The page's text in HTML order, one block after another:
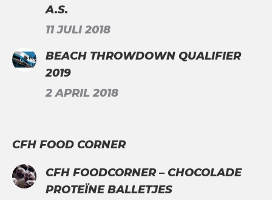
A.S.
11 JULI 2018
BEACH THROWDOWN QUALIFIER
2019
2 APRIL 2018
CFH FOOD CORNER
CFH FOODCORNER – CHOCOLADE
PROTEÏNE BALLETJES